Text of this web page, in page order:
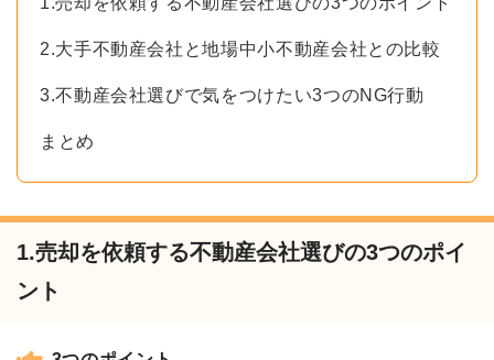
2.大手不動産会社と地場中小不動産会社との比較
3.不動産会社選びで気をつけたい3つのNG行動
まとめ
1.売却を依頼する不動産会社選びの3つのポイ
ント